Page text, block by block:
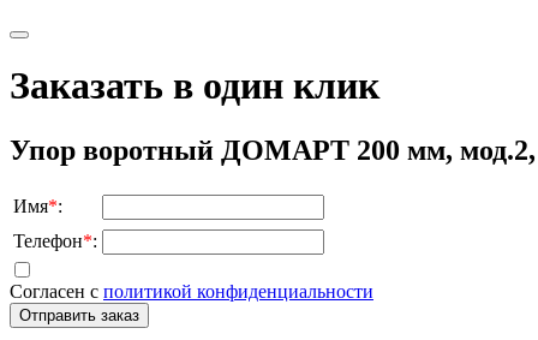
Заказать в один клик
Упор воротный ДОМАРТ 200 мм,
Имя*:
Телефон*:
Согласен с политикой конфиденциальности
Отправить заказ